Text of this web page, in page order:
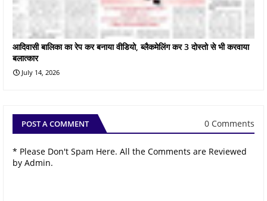
आदिवासी बालिका का रेप कर बनाया वीडियो, ब्लैकमेलिंग कर 3 दोस्तो से भी करवाया
बलात्कार
July 14, 2026
POST A COMMENT 0 Comments
* Please Don't Spam Here. All the Comments are Reviewed
by Admin.